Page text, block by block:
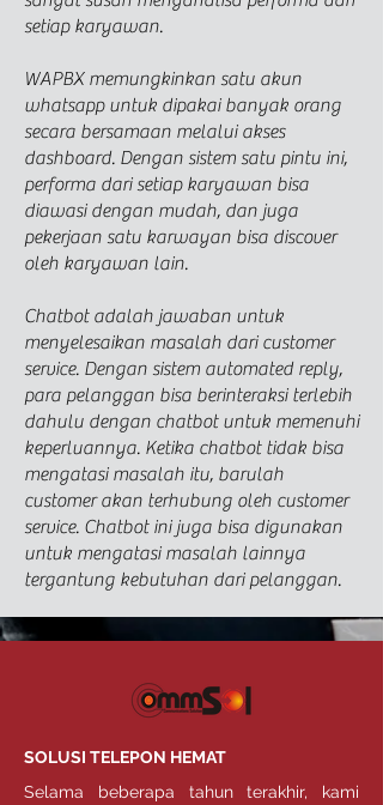
setiap karyawan.
WAPBX memungkinkan satu akun
whatsapp untuk dipakai banyak orang
secara bersamaan melalui akses
dashboard. Dengan sistem satu pintu ini,
performa dari setiap karyawan bisa
diawasi dengan mudah, dan juga
pekerjaan satu karwayan bisa discover
oleh karyawan lain.
Chatbot adalah jawaban untuk
menyelesaikan masalah dari customer
service. Dengan sistem automated reply,
para pelanggan bisa berinteraksi terlebih
dahulu dengan chatbot untuk memenuhi
keperluannya. Ketika chatbot tidak bisa
mengatasi masalah itu, barulah
customer akan terhubung oleh customer
service. Chatbot ini juga bisa digunakan
untuk mengatasi masalah lainnya
tergantung kebutuhan dari pelanggan.
SOLUSI TELEPON HEMAT
Selama beberapa tahun terakhir, kami